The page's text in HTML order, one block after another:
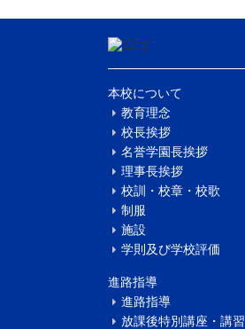
本校について
教育理念
校長挨拶
名誉学園長挨拶
理事長挨拶
校訓・校章・校歌
制服
施設
学則及び学校評価
進路指導
進路指導
放課後特別講座・講習